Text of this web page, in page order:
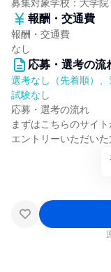
募集対象学校：大学
報酬・交通費
報酬・交通費
なし
応募・選考の流
選考なし（先着順）
試験なし
応募・選考の流れ
まずはこちらのサイ
エントリーいただい